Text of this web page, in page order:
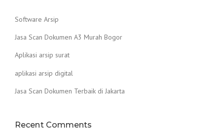
Software Arsip
Jasa Scan Dokumen A3 Murah Bogor
Aplikasi arsip surat
aplikasi arsip digital
Jasa Scan Dokumen Terbaik di Jakarta
Recent Comments